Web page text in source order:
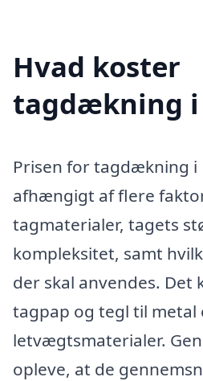
Hvad koster
tagdækning i
Prisen for tagdækning i
afhængigt af flere
tagmaterialer, tagets
kompleksitet, samt
der skal anvendes. Det
tagpap og tegl til metal
letvægtsmaterialer.
opleve, at de